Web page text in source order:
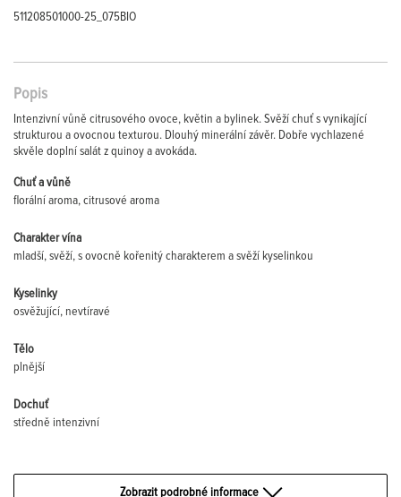
511208501000-25_075BIO
Popis
Intenzivní vůně citrusového ovoce, květin a bylinek. Svěží chuť s vynikající
strukturou a ovocnou texturou. Dlouhý minerální závěr. Dobře vychlazené
skvěle doplní salát z quinoy a avokáda.
Chuť a vůně
florální aroma, citrusové aroma
Charakter vína
mladší, svěží, s ovocně kořenitý charakterem a svěží kyselinkou
Kyselinky
osvěžující, nevtíravé
Tělo
plnější
Dochuť
středně intenzivní
Zobrazit podrobné informace